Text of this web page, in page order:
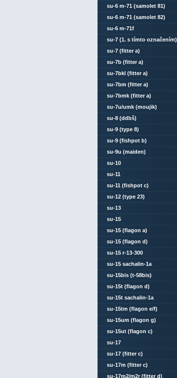
su-6 m-71 (samolet 81)
su-6 m-71 (samolet 82)
su-6 m-71f
su-7 (1. s tímto označením)
su-7 (fitter a)
su-7b (fitter a)
su-7bkl (fitter a)
su-7bm (fitter a)
su-7bmk (fitter a)
su-7u/umk (moujik)
su-8 (ddbš)
su-9 (type 8)
su-9 (fishpot b)
su-9u (maiden)
su-10
su-11
su-11 (fishpot c)
su-12 (type 23)
su-13
su-15
su-15 (flagon a)
su-15 (flagon d)
su-15 r-13-300
su-15 sachalin-1a
su-15bis (t-58bis)
su-15t (flagon d)
su-15t sachalin-1a
su-15tm (flagon e/f)
su-15um (flagon g)
su-15ut (flagon c)
su-17
su-17 (fitter c)
su-17m (fitter c)
su-17m2/m2r (fitter d)